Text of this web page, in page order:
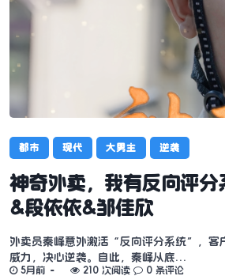
都市 现代 大男主 逆袭
神奇外卖，我有反向评分
&段依依&邹佳欣
外卖员秦峰意外激活“反向评分系统”，客
威力，决心逆袭。自此，秦峰从底…
5月前 210 次阅读 0 条评论